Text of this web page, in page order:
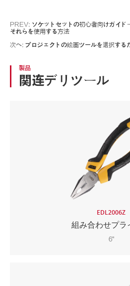
PREV: ソケットセットの初心者向けガイ
それらを使用する方法
次へ: プロジェクトの絵画ツールを選択する
製品
関连デリツール
EDL2006Z
組み合わせプラ
6"